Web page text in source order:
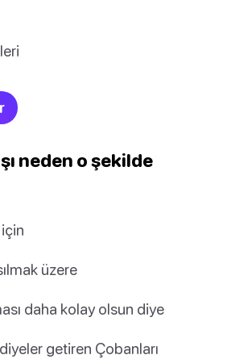
neden o şekilde
üzere
daha kolay olsun diye
getiren Çobanları